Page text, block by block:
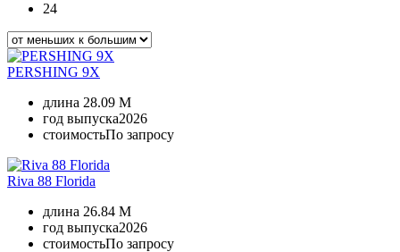
24
PERSHING 9X
длина 28.09 M
год выпуска2026
стоимостьПо запросу
Riva 88 Florida
длина 26.84 M
год выпуска2026
стоимостьПо запросу